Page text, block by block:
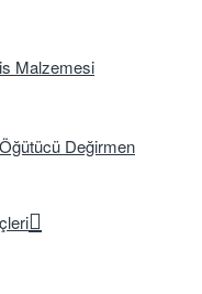
Malzemesi
Değirmen